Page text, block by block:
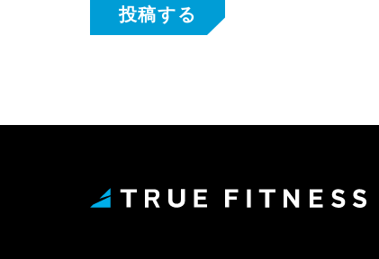
投稿する